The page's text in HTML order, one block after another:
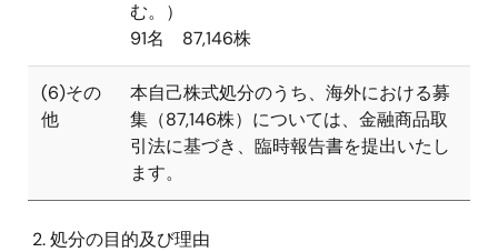
む。）
91名 87,146株
(6)その
他
本自己株式処分のうち、海外における募
集（87,146株）については、金融商品取
引法に基づき、臨時報告書を提出いたし
ます。
処分の目的及び理由